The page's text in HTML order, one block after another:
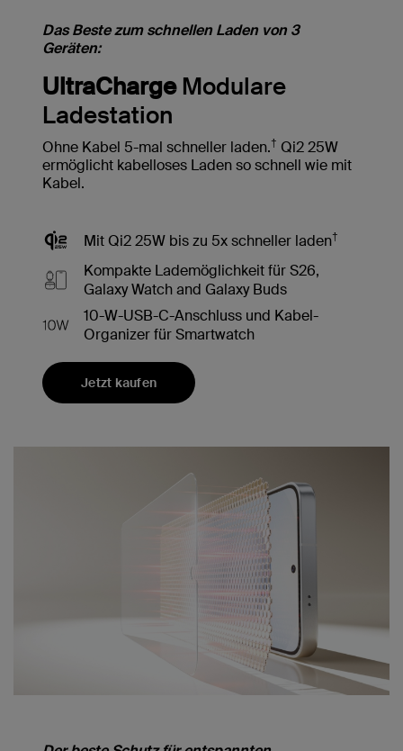
Das Beste zum schnellen Laden von 3
Geräten:
UltraCharge Modulare
Ladestation
Ohne Kabel 5-mal schneller laden.† Qi2 25W
ermöglicht kabelloses Laden so schnell wie mit
Kabel.
Mit Qi2 25W bis zu 5x schneller laden†
Kompakte Lademöglichkeit für S26,
Galaxy Watch and Galaxy Buds
10-W-USB-C-Anschluss und Kabel-
Organizer für Smartwatch
Jetzt kaufen